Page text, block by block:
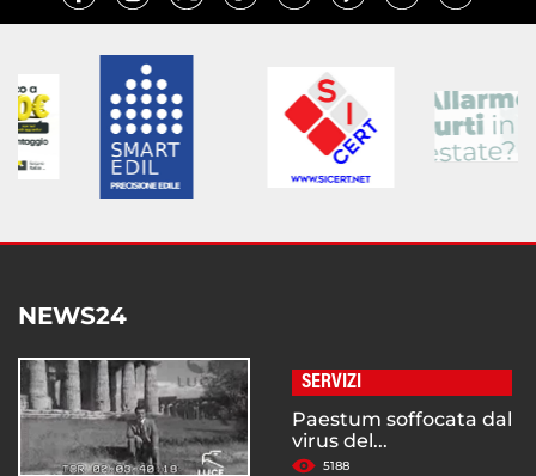
NEWS24
SERVIZI
Paestum soffocata dal
virus del...
5188